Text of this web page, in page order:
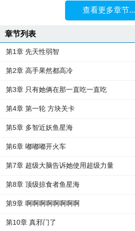
查看更多章节...
章节列表
第1章 先天性弱智
第2章 高手果然都高冷
第3章 只有她俩在那一直吃一直吃
第4章 第一轮 方块关卡
第5章 多智近妖鱼星海
第6章 嘟嘟嘟开火车
第7章 超级大脑告诉她使用超级力量
第8章 顶级掠食者鱼星海
第9章 啊啊啊啊啊啊啊啊
第10章 真邪门了